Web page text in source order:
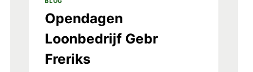
Opendagen
Loonbedrijf Gebr
Freriks